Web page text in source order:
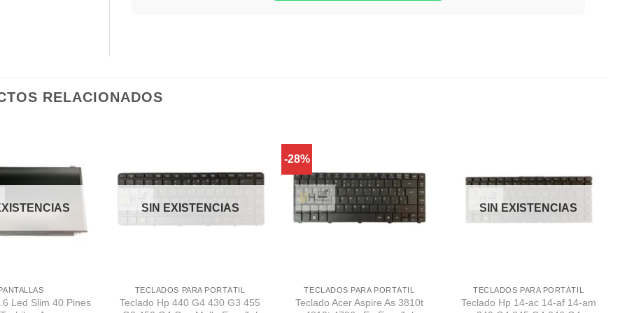
RELACIONADOS
Despues
PANTALLAS
Led Slim 40 Pines
Despues
SIN EXISTENCIAS
TECLADOS PARA PORTÁTIL
Teclado Hp 440 G4 430 G3 455
-28%
Despues
TECLADOS PARA PORTÁTIL
Teclado Acer Aspire As 3810t
SIN EXISTENCIAS
TECLADOS PARA PORTÁTIL
Teclado Hp 14-ac 14-af 14-am